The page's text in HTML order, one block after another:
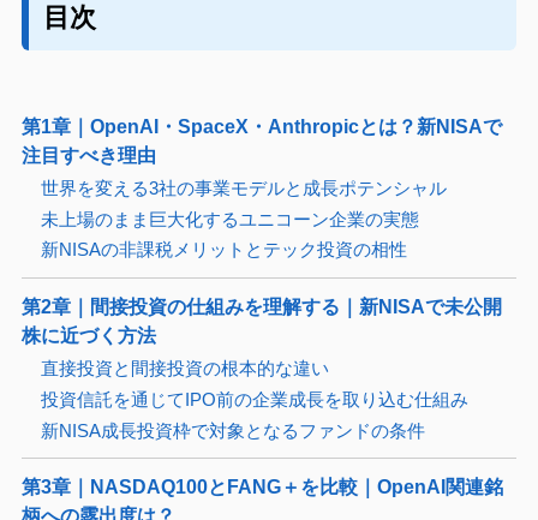
目次
第1章｜OpenAI・SpaceX・Anthropicとは？新NISAで
注目すべき理由
世界を変える3社の事業モデルと成長ポテンシャル
未上場のまま巨大化するユニコーン企業の実態
新NISAの非課税メリットとテック投資の相性
第2章｜間接投資の仕組みを理解する｜新NISAで未公開
株に近づく方法
直接投資と間接投資の根本的な違い
投資信託を通じてIPO前の企業成長を取り込む仕組み
新NISA成長投資枠で対象となるファンドの条件
第3章｜NASDAQ100とFANG＋を比較｜OpenAI関連銘